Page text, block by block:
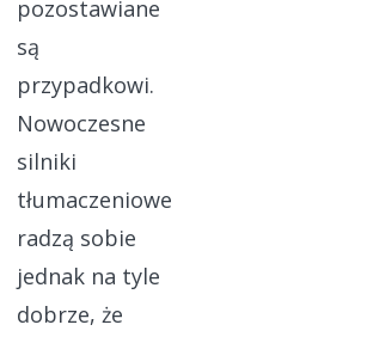
pozostawiane
są
przypadkowi.
Nowoczesne
silniki
tłumaczeniowe
radzą sobie
jednak na tyle
dobrze, że